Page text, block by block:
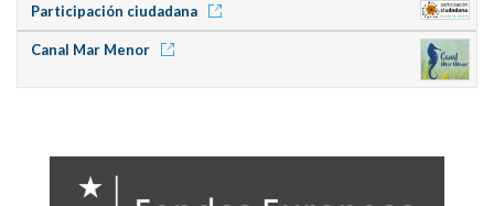
Participación ciudadana
Canal Mar Menor